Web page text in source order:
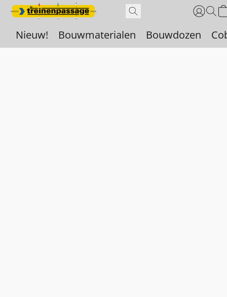
Nieuw! Bouwmaterialen Bouwdozen